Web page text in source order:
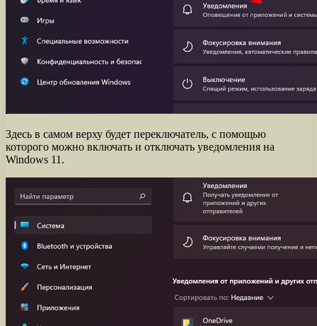
Здесь в самом верху будет переключатель, с помощью
которого можно включать и отключать уведомления на
Windows 11.